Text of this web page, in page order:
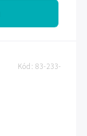
Kód: 83-233-